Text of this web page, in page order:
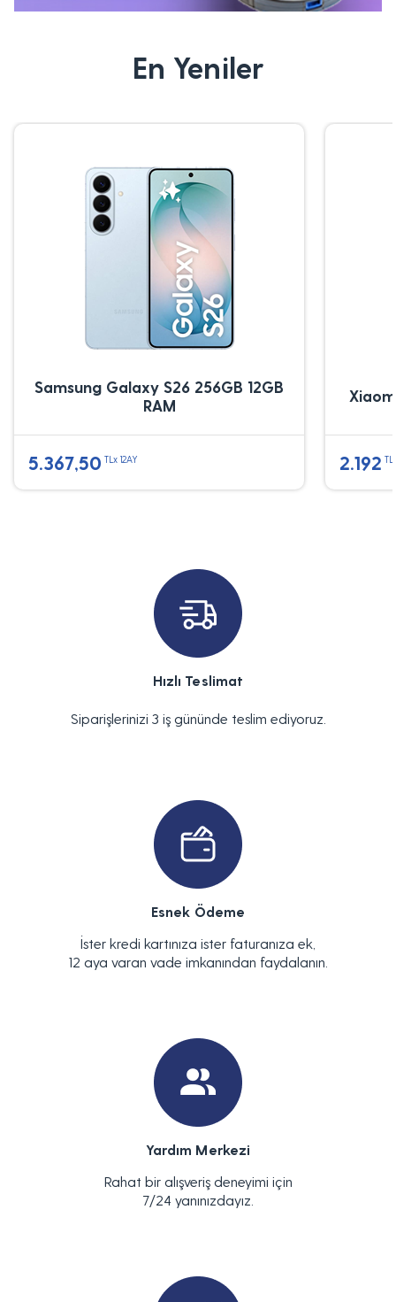
En Yeniler
Samsung Galaxy S26 256GB 12GB
RAM
5.367,50 TLx 12AY 2.192
Hızlı Teslimat
Siparişlerinizi 3 iş gününde teslim ediyoruz.
Esnek Ödeme
İster kredi kartınıza ister faturanıza ek,
12 aya varan vade imkanından faydalanın.
Yardım Merkezi
Rahat bir alışveriş deneyimi için
7/24 yanınızdayız.